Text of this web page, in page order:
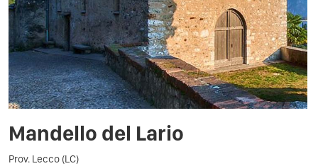
Mandello del Lario
Prov. Lecco (LC)